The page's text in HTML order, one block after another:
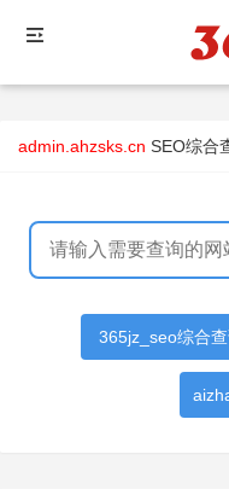
admin.ahzsks.cn SEO综合
365jz_seo综合